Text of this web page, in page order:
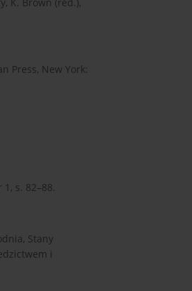
K. Brown (red.),
Press, New York:
s. 82–88.
Stany
i